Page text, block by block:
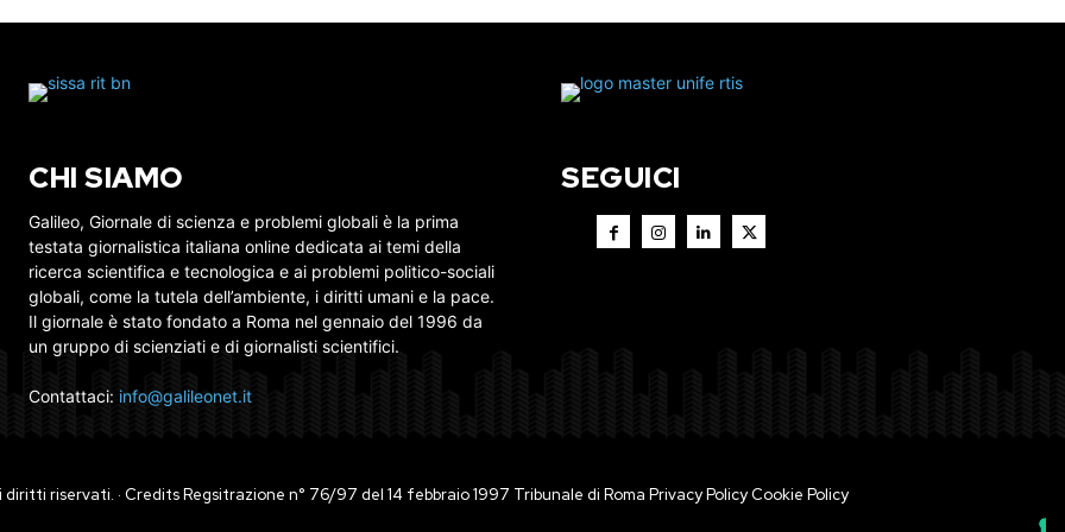
CHI SIAMO
Galileo, Giornale di scienza e problemi globali è la prima
testata giornalistica italiana online dedicata ai temi della
ricerca scientifica e tecnologica e ai problemi politico-sociali
globali, come la tutela dell’ambiente, i diritti umani e la pace.
Il giornale è stato fondato a Roma nel gennaio del 1996 da
un gruppo di scienziati e di giornalisti scientifici.
Contattaci: info@galileonet.it
SEGUICI
riservati. · Credits Regsitrazione n° 76/97 del 14 febbraio 1997 Tribunale di Roma Privacy PolicyCookie Policy